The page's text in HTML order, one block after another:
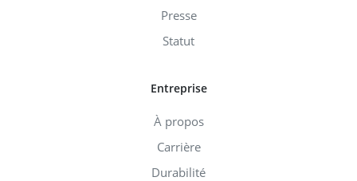
Presse
Statut
Entreprise
À propos
Carrière
Durabilité